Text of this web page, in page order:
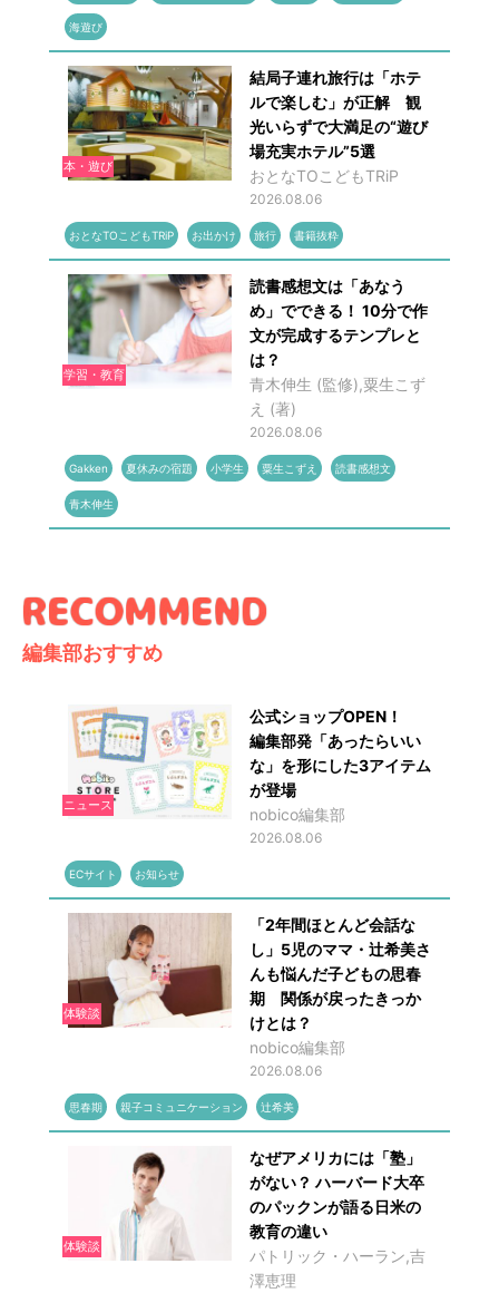
海遊び
本・遊び
結局子連れ旅行は「ホテ
ルで楽しむ」が正解 観
光いらずで大満足の“遊び
場充実ホテル”5選
おとなTOこどもTRiP
2026.08.06
おとなTOこどもTRiP お出かけ 旅行 書籍抜粋
学習・教育
読書感想文は「あなう
め」でできる！ 10分で作
文が完成するテンプレと
は？
青木伸生 (監修),粟生こず
え (著)
2026.08.06
Gakken 夏休みの宿題 小学生 粟生こずえ 読書感想文
青木伸生
編集部おすすめ
ニュース
公式ショップOPEN！
編集部発「あったらいい
な」を形にした3アイテム
が登場
nobico編集部
2026.08.06
ECサイト お知らせ
体験談
「2年間ほとんど会話な
し」5児のママ・辻希美さ
んも悩んだ子どもの思春
期 関係が戻ったきっか
けとは？
nobico編集部
2026.08.06
思春期 親子コミュニケーション 辻希美
体験談
なぜアメリカには「塾」
がない？ ハーバード大卒
のパックンが語る日米の
教育の違い
パトリック・ハーラン,吉
澤恵理